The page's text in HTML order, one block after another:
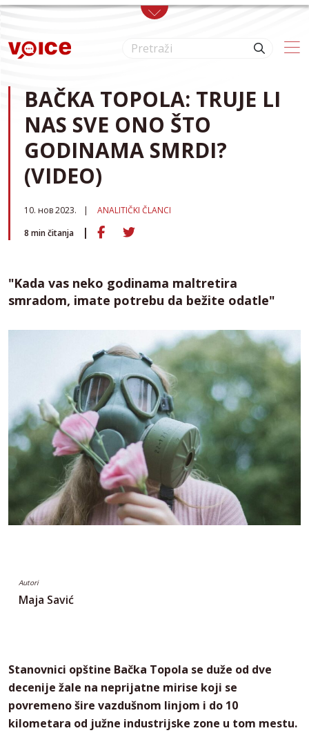
Skip to main content
BAČKA TOPOLA: TRUJE LI
NAS SVE ONO ŠTO
GODINAMA SMRDI?
(VIDEO)
10. нов 2023.
ANALITIČKI ČLANCI
8 min čitanja
"Kada vas neko godinama maltretira
smradom, imate potrebu da bežite odatle"
Autori
Maja Savić
Stanovnici opštine Bačka Topola se duže od dve
decenije žale na neprijatne mirise koji se
povremeno šire vazdušnom linjom i do 10
kilometara od južne industrijske zone u tom mestu.